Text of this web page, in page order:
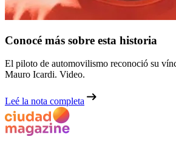
Conocé más sobre esta historia
El piloto de automovilismo reconoció su
Mauro Icardi. Video.
Leé la nota completa